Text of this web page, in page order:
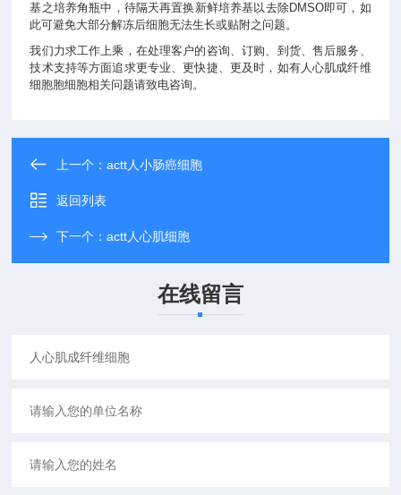
基之培养角瓶中，待隔天再置换新鲜培养基以去除DMSO即可，如
此可避免大部分解冻后细胞无法生长或贴附之问题。
我们力求工作上乘，在处理客户的咨询、订购、到货、售后服务、
技术支持等方面追求更专业、更快捷、更及时，如有人心肌成纤维
细胞胞细胞相关问题请致电咨询。
上一个：actt人小肠癌细胞
返回列表
下一个：actt人心肌细胞
在线留言